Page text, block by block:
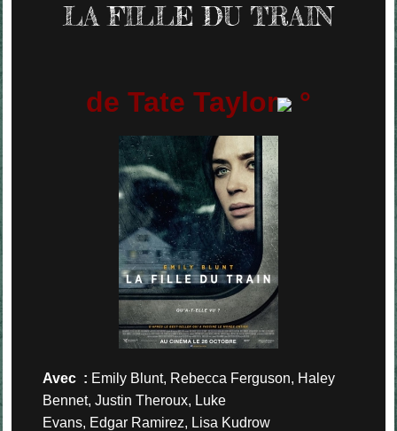
LA FILLE DU TRAIN
de Tate Taylor °
Avec : Emily Blunt, Rebecca Ferguson, Haley
Bennet, Justin Theroux, Luke
Evans, Edgar Ramirez, Lisa Kudrow